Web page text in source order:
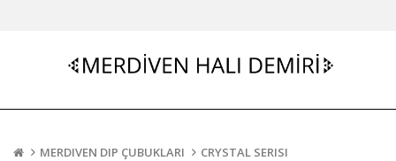
MERDIVEN DIP ÇUBUKLARI
CRYSTAL SERISI